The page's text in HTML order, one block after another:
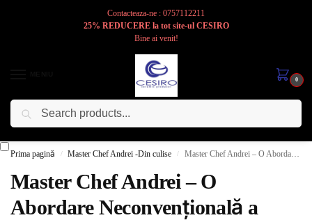
Contacteaza-ne : 0757112211
25% REDUCERE la tot site-ul CESIRO
Bine ai venit!
0
Cesiro
Prima pagină / Master Chef Andrei -Din culise / Master Chef Andrei – O Abordare Neconvențională a Plăcintelor
Master Chef Andrei – O
Abordare Neconvențională a